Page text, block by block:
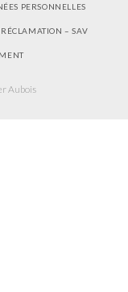
PERSONNELLES
RÉCLAMATION – SAV
Aubois